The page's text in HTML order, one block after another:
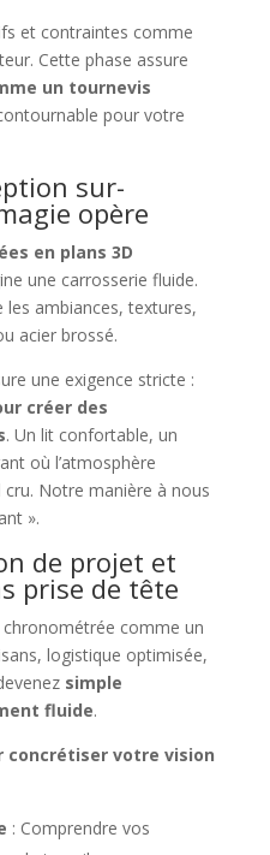
et contraintes comme
Cette phase assure
un tournevis
pour votre
sur-
opère
en plans 3D
une carrosserie fluide.
ambiances, textures,
acier brossé.
une exigence stricte :
créer des
. Un lit confortable, un
où l’atmosphère
cru. Notre manière à nous
».
de projet et
prise de tête
comme un
logistique optimisée,
simple
fluide.
concrétiser votre vision
: Comprendre vos